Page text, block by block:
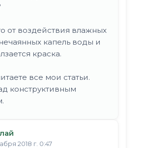
от воздействия влажных
капель воды и
краска.
все мои статьи.
конструктивным
2018 г. 0:47